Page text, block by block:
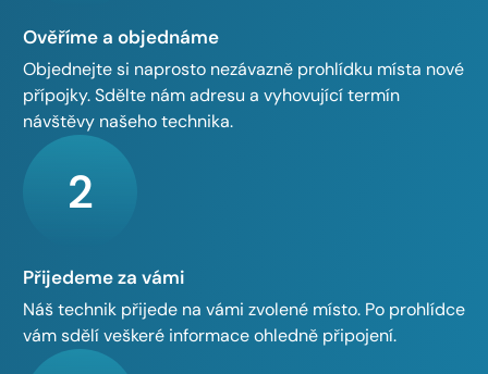
Ověříme a objednáme
Objednejte si naprosto nezávazně prohlídku místa nové
přípojky. Sdělte nám adresu a vyhovující termín
návštěvy našeho technika.
2
Přijedeme za vámi
Náš technik přijede na vámi zvolené místo. Po prohlídce
vám sdělí veškeré informace ohledně připojení.